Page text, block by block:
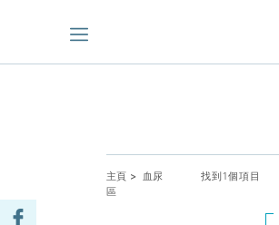
主頁 > 血尿
區
找到1個項目